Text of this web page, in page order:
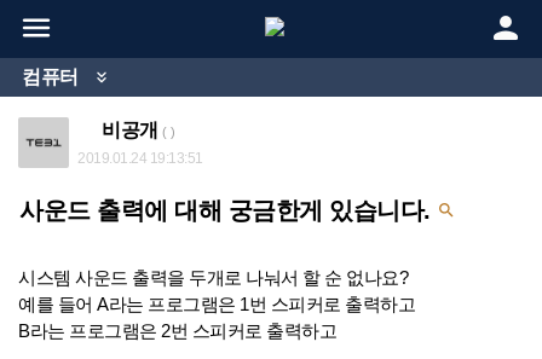
 
컴퓨터 
비공개 ( )
2019.01.24 19:13:51
사운드 출력에 대해 궁금한게 있습니다. 
시스템 사운드 출력을 두개로 나눠서 할 순 없나요?
예를 들어 A라는 프로그램은 1번 스피커로 출력하고
B라는 프로그램은 2번 스피커로 출력하고